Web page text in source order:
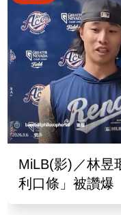
MiLB(影)／林昱
利口條」被讚